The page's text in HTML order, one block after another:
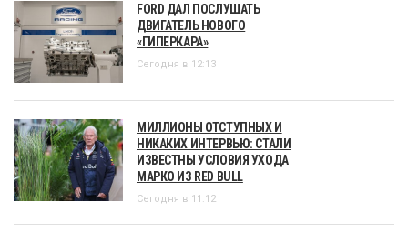
FORD ДАЛ ПОСЛУШАТЬ
ДВИГАТЕЛЬ НОВОГО
«ГИПЕРКАРА»
Сегодня в 12:13
МИЛЛИОНЫ ОТСТУПНЫХ И
НИКАКИХ ИНТЕРВЬЮ: СТАЛИ
ИЗВЕСТНЫ УСЛОВИЯ УХОДА
МАРКО ИЗ RED BULL
Сегодня в 11:12